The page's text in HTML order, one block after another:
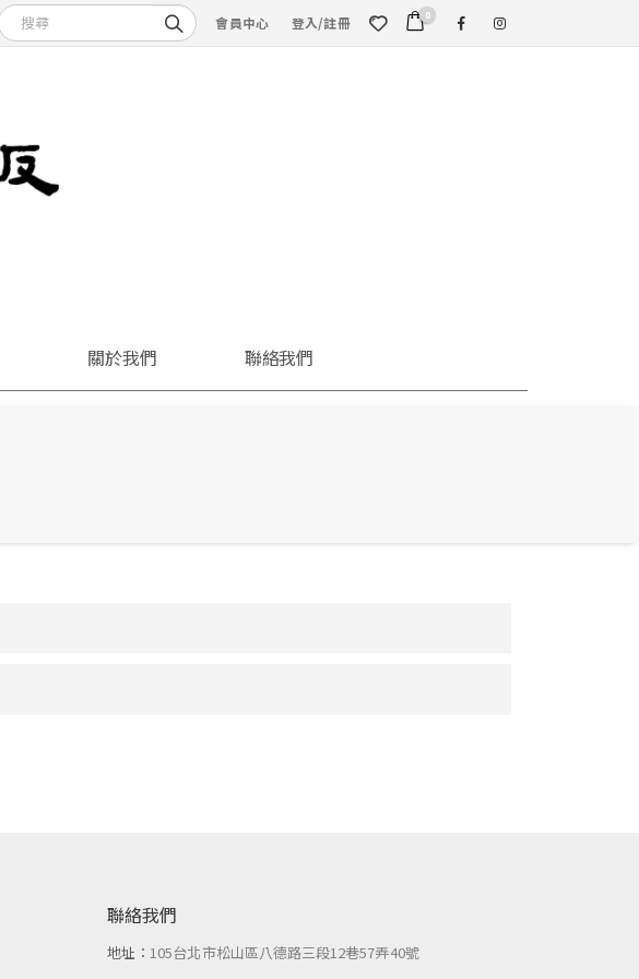
會員中心 登入/註冊 0
關於我們 聯絡我們
聯絡我們
地址： 105台北市松山區八德路三段12巷57弄40號